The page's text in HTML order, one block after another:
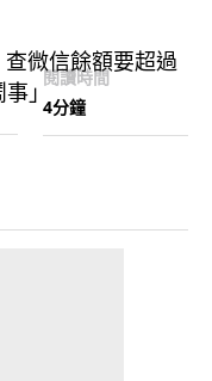
閱讀時間
4分鐘